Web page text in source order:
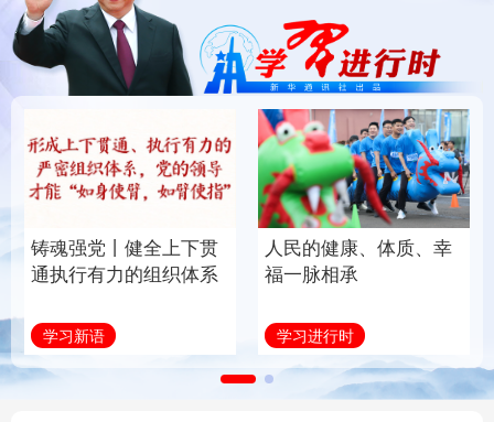
国际 财经 网评
思客智库 全球连线 教育
科技 科创 量子 体育
文化 书画 健康 军事
访谈 视频 图片 政务
信息化 数字经济
铸魂强党丨健全上下贯
通执行有力的组织体系
学习新语
人民的健康、体质、幸
福一脉相承
学习进行时